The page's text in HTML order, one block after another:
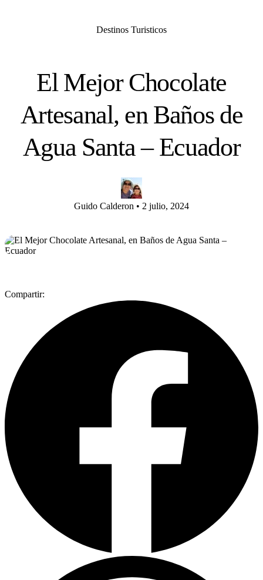
Destinos Turisticos
El Mejor Chocolate
Artesanal, en Baños de
Agua Santa – Ecuador
Guido Calderon • 2 julio, 2024
Compartir: